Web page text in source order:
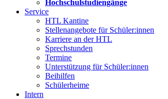
Hochschulstudiengänge
Service
HTL Kantine
Stellenangebote für Schüler:innen
Karriere an der HTL
Sprechstunden
Termine
Unterstützung für Schüler:innen
Beihilfen
Schülerheime
Intern